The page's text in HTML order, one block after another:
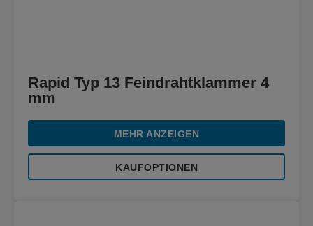
Rapid Typ 13 Feindrahtklammer 4
mm
MEHR ANZEIGEN
KAUFOPTIONEN